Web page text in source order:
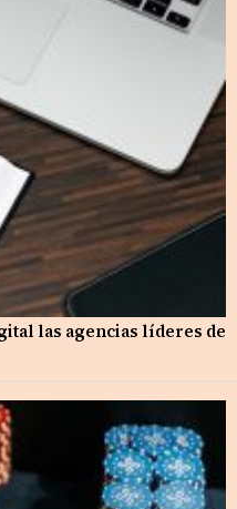
las agencias líderes de